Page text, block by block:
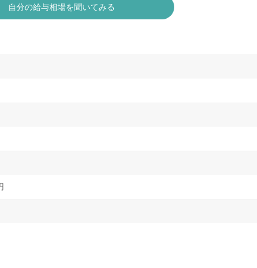
自分の給与相場を聞いてみる